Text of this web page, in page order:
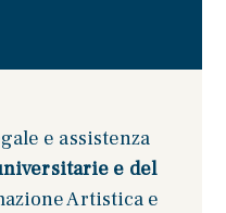
e assistenza
e del
Artistica e